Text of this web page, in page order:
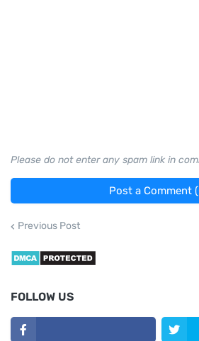
Please do not enter any spam link in
Post a Comment
Previous Post
FOLLOW US